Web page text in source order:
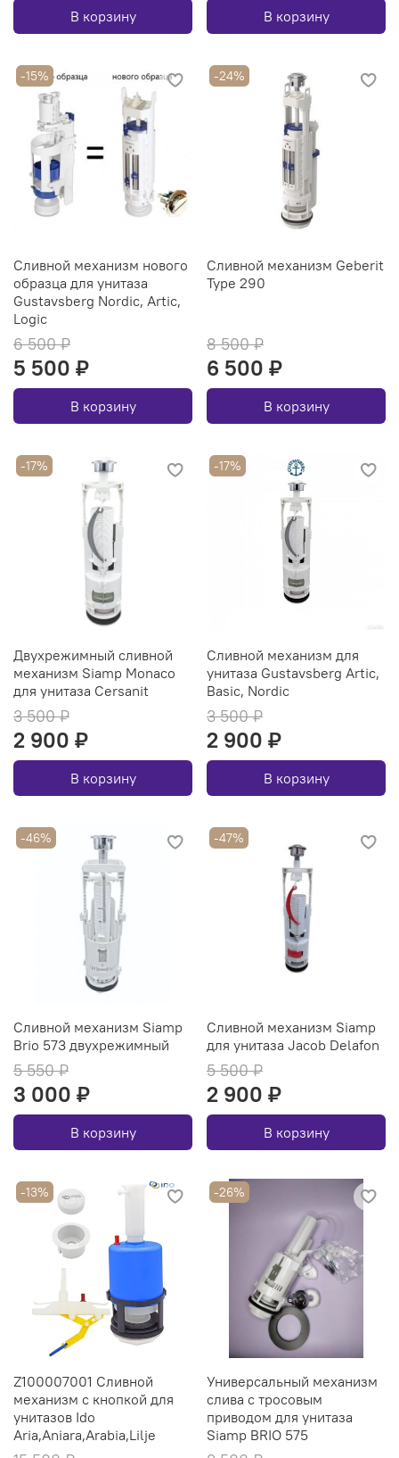
В корзину В корзину
-15%
Сливной механизм нового
образца для унитаза
Gustavsberg Nordic, Artic,
Logic
6 500 ₽
5 500 ₽
В корзину
-24%
Сливной механизм Geberit
Type 290
8 500 ₽
6 500 ₽
В корзину
-17%
Двухрежимный сливной
механизм Siamp Monaco
для унитаза Cersanit
3 500 ₽
2 900 ₽
В корзину
-17%
Сливной механизм для
унитаза Gustavsberg Artic,
Basic, Nordic
3 500 ₽
2 900 ₽
В корзину
-46%
Сливной механизм Siamp
Brio 573 двухрежимный
5 550 ₽
3 000 ₽
В корзину
-47%
Сливной механизм Siamp
для унитаза Jacob Delafon
5 500 ₽
2 900 ₽
В корзину
-13%
Z100007001 Сливной
механизм с кнопкой для
унитазов Ido
Aria,Aniara,Arabia,Lilje
-26%
Универсальный механизм
слива с тросовым
приводом для унитаза
Siamp BRIO 575